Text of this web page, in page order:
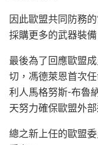
因此歐盟共同防務
採購更多的武器裝備
最後為了回應歐盟
切，馮德萊恩首次
利人馬格努斯-布魯
天努力確保歐盟外
總之新上任的歐盟